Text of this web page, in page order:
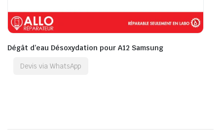
Dégât d’eau Désoxydation pour A12 Samsung
Devis via WhatsApp